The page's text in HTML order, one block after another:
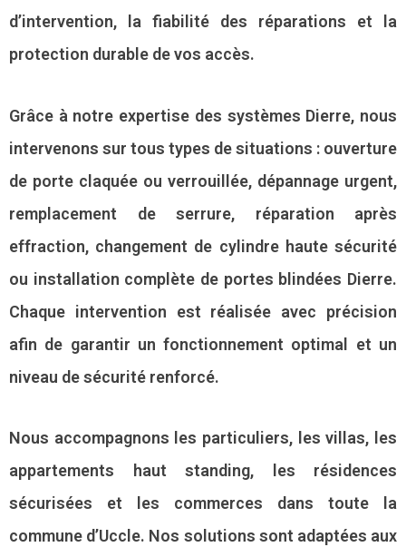
d’intervention, la fiabilité des réparations et la
protection durable de vos accès.
Grâce à notre expertise des systèmes Dierre, nous
intervenons sur tous types de situations : ouverture
de porte claquée ou verrouillée, dépannage urgent,
remplacement de serrure, réparation après
effraction, changement de cylindre haute sécurité
ou installation complète de portes blindées Dierre.
Chaque intervention est réalisée avec précision
afin de garantir un fonctionnement optimal et un
niveau de sécurité renforcé.
Nous accompagnons les particuliers, les villas, les
appartements haut standing, les résidences
sécurisées et les commerces dans toute la
commune d’Uccle. Nos solutions sont adaptées aux